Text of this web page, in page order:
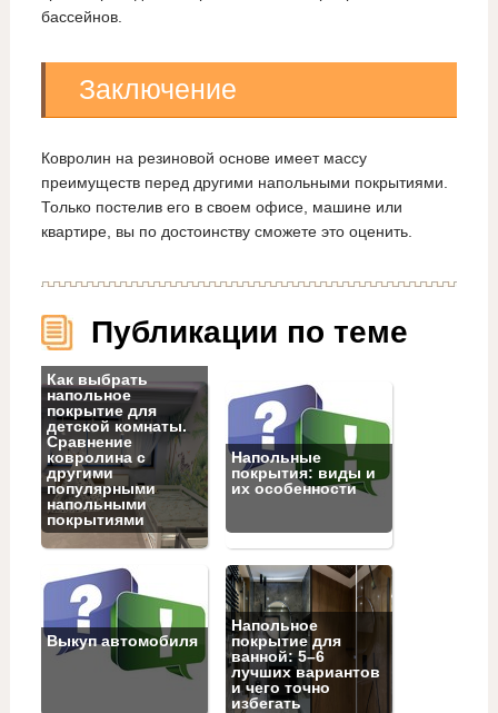
бассейнов.
Заключение
Ковролин на резиновой основе имеет массу
преимуществ перед другими напольными покрытиями.
Только постелив его в своем офисе, машине или
квартире, вы по достоинству сможете это оценить.
Публикации по теме
Как выбрать
напольное
покрытие для
детской комнаты.
Сравнение
ковролина с
другими
популярными
напольными
покрытиями
Напольные
покрытия: виды и
их особенности
Выкуп автомобиля
Напольное
покрытие для
ванной: 5–6
лучших вариантов
и чего точно
избегать